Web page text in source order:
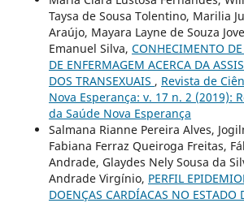
Taysa de Sousa Tolentino, Marilia
Araújo, Mayara Layne de Souza
Emanuel Silva, CONHECIMENTO
DE ENFERMAGEM ACERCA DA
DOS TRANSEXUAIS , Revista de
Nova Esperança: v. 17 n. 2 (2019):
da Saúde Nova Esperança
Salmana Rianne Pereira Alves,
Fabiana Ferraz Queiroga Freitas,
Andrade, Glaydes Nely Sousa da
Andrade Virgínio, PERFIL
DOENÇAS CARDÍACAS NO ESTADO